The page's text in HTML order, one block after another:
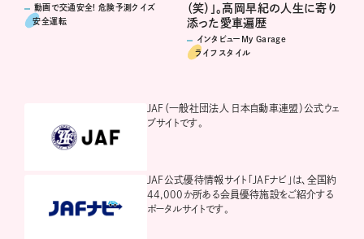
動画で交通安全! 危険予測クイズ
安全運転
（笑）」。高岡早紀の人生に寄り
添った愛車遍歴
インタビューMy Garage
ライフスタイル
JAF（一般社団法人 日本自動車連盟）公式ウェ
ブサイトです。
JAF公式優待情報サイト「JAFナビ」は、全国約
44,000か所ある会員優待施設をご紹介する
ポータルサイトです。